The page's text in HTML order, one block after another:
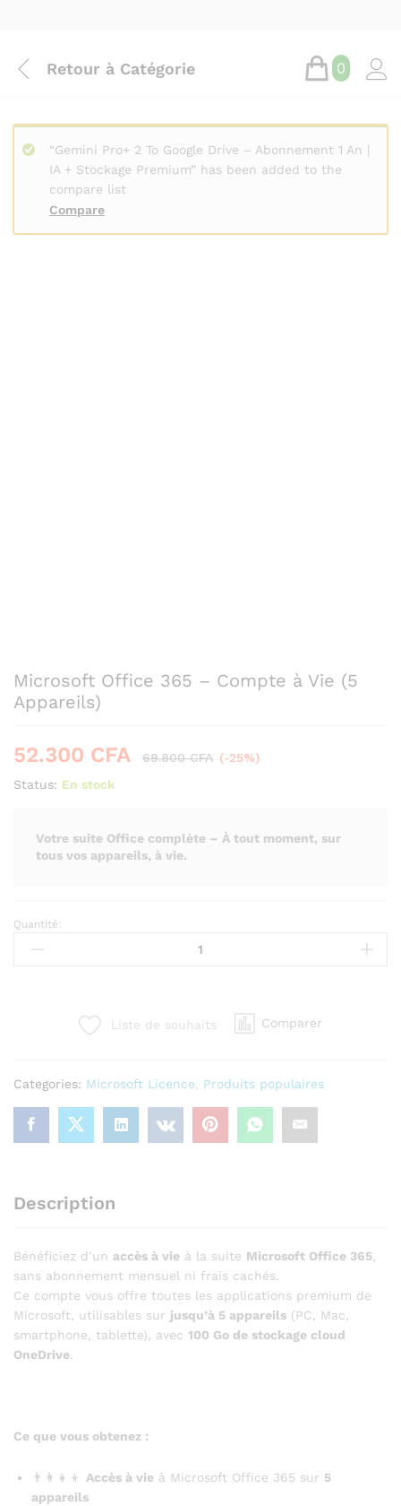
Retour à Catégorie 0
Compare
“Gemini Pro+ 2 To Google Drive – Abonnement 1 An |
IA + Stockage Premium” has been added to the
compare list
Microsoft Office 365 – Compte à Vie (5
Appareils)
52.300 CFA 69.800CFA (-25%)
Status: En stock
Votre suite Office complète – À tout moment, sur
tous vos appareils, à vie.
Microsoft
Office
Appareils)
quantity
Quantité:
Liste de souhaits Comparer
Categories: Microsoft Licence Produits populaires
Description
Bénéficiez d’un accès à vie à la suite Microsoft Office 365
sans abonnement mensuel ni frais cachés.
Ce compte vous offre toutes les applications premium de
Microsoft, utilisables sur jusqu’à 5 appareils (PC, Mac,
smartphone, tablette), avec 100 Go de stockage cloud
OneDrive.
Ce que vous obtenez :
👨‍👩‍👧‍👦 Accès à vie à Microsoft Office 365 sur 5
appareils